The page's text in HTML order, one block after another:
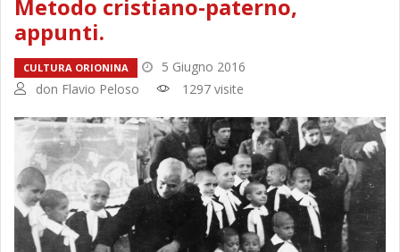
Metodo cristiano-paterno,
appunti.
CULTURA ORIONINA
5 Giugno 2016
don Flavio Peloso
1297 visite